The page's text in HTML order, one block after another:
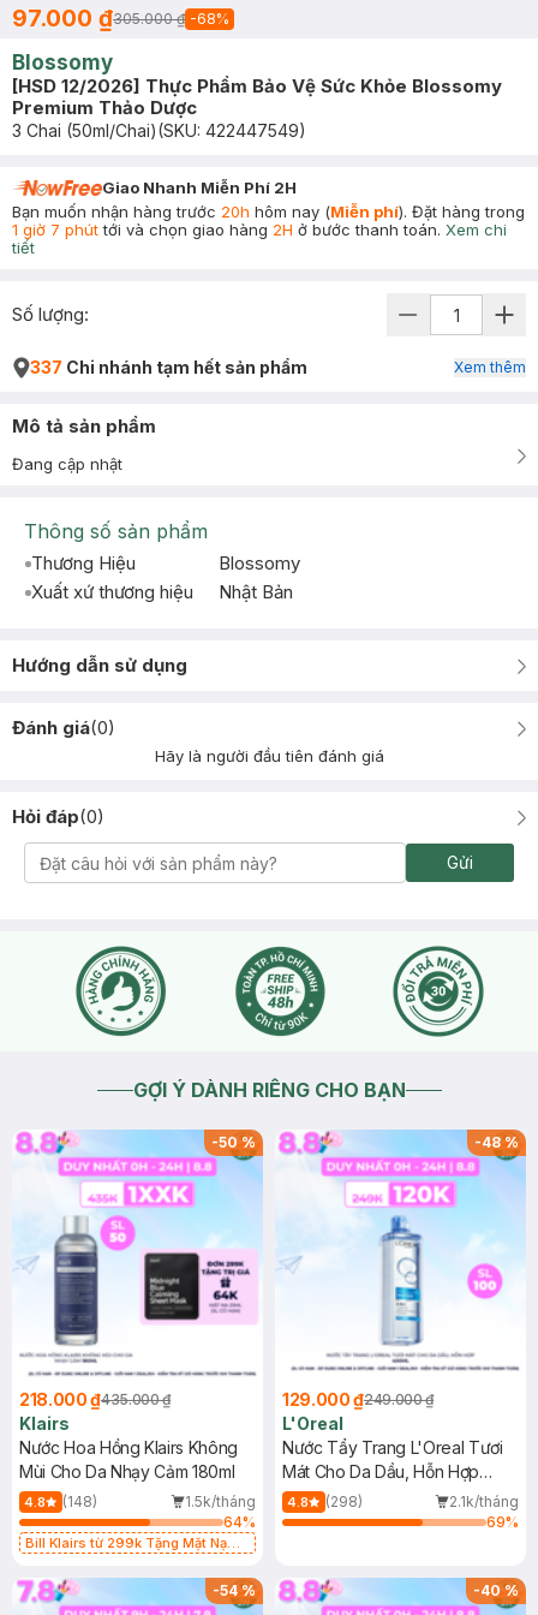
97.000 ₫305.000 ₫ -68%
Blossomy
[HSD 12/2026] Thực Phẩm Bảo Vệ Sức Khỏe Blossomy
Premium Thảo Dược
3 Chai (50ml/Chai)(SKU: 422447549)
Giao Nhanh Miễn Phí 2H
Bạn muốn nhận hàng trước 20h hôm nay (Miễn phí). Đặt hàng trong
1 giờ 7 phúttới và chọn giao hàng 2H ở bước thanh toán. Xem chi
tiết
Số lượng:
337 Chi nhánh tạm hết sản phẩm Xem thêm
Mô tả sản phẩm
Đang cập nhật
Thông số sản phẩm
Thương Hiệu
Blossomy
Xuất xứ thương hiệu
Nhật Bản
Hướng dẫn sử dụng
Đánh giá(0)
Hãy là người đầu tiên đánh giá
Hỏi đáp(0)
Gửi
GỢI Ý DÀNH RIÊNG CHO BẠN
-50%
218.000 ₫435.000 ₫
Klairs
Nước Hoa Hồng Klairs Không
Mùi Cho Da Nhạy Cảm 180ml
4.8 (148)
1.5k/tháng
64%
Bill Klairs từ 299k Tặng Mặt Nạ
25ml (SL Có Hạn)
-48%
129.000 ₫249.000 ₫
L'Oreal
Nước Tẩy Trang L'Oreal Tươi
Mát Cho Da Dầu, Hỗn Hợp
400ml
4.8 (298)
2.1k/tháng
69%
-54% -40%